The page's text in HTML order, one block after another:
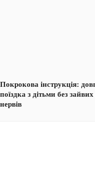
Покрокова інструкція:
поїздка з дітьми без зайвих
нервів